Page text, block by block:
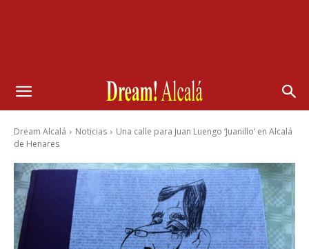
Dream Alcalá Noticias
Una calle para Juan Luengo ‘Juanillo’ en Alcalá
de Henares